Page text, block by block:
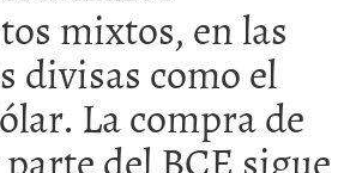
mixtos, en las
divisas como el
La compra de
del BCE sigue